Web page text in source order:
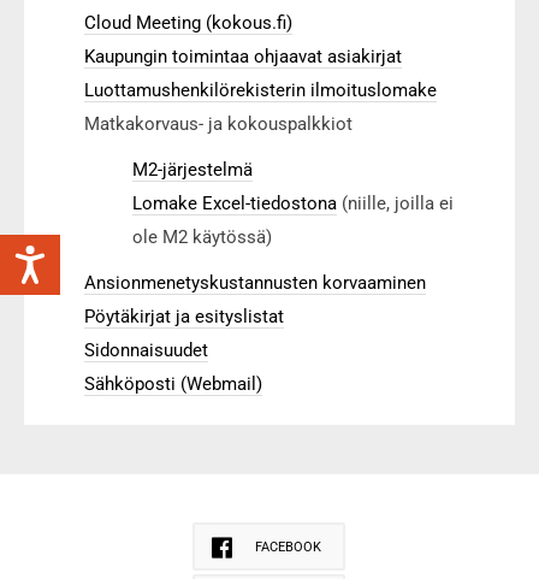
Cloud Meeting (kokous.fi)
Kaupungin toimintaa ohjaavat asiakirjat
Luottamushenkilörekisterin ilmoituslomake
Matkakorvaus- ja kokouspalkkiot
M2-järjestelmä
Lomake Excel-tiedostona (niille, joilla ei
ole M2 käytössä)
Ansionmenetyskustannusten korvaaminen
Pöytäkirjat ja esityslistat
Sidonnaisuudet
Sähköposti (Webmail)
FACEBOOK